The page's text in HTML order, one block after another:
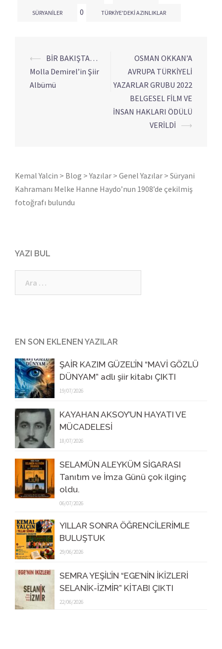
SÜRYANILER 0 TÜRKIYE'DEKI AZINLIKLAR
Yazı
dolaşımı
⟵ BİR BAKIŞTA…
Molla Demirel’in Şiir
Albümü
OSMAN OKKAN’A
AVRUPA TÜRKİYELİ
YAZARLAR GRUBU 2022
BELGESEL FİLM VE
İNSAN HAKLARI ÖDÜLÜ
VERİLDİ ⟶
Kemal Yalcin > Blog >Yazılar > Genel Yazılar > Süryani
Kahramanı Melke Hanne Haydo’nun 1908’de çekilmiş
fotoğrafı bulundu
YAZI BUL
EN SON EKLENEN YAZILAR
ŞAİR KAZIM GÜZEL’İN “MAVİ GÖZLÜ
DÜNYAM” adlı şiir kitabı ÇIKTI
19/07/2026
KAYAHAN AKSOY’UN HAYATI VE
MÜCADELESİ
18/07/2026
SELAMÜN ALEYKÜM SİGARASI
Tanıtım ve İmza Günü çok ilginç
oldu.
06/07/2026
YILLAR SONRA ÖĞRENCİLERİMLE
BULUŞTUK
29/06/2026
SEMRA YEŞİL’İN “EGE’NİN İKİZLERİ
SELANİK-İZMİR” KİTABI ÇIKTI
22/06/2026